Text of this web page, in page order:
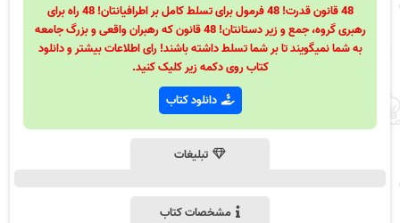
48 قانون قدرت! 48 فرمول برای تسلط کامل بر اطرافیانتان! 48 راه برای
رهبری گروه، جمع و زیر دستانتان! 48 قانون که رهبران واقعی و بزرگ جامعه
به شما نمیگویند تا بر شما تسلط داشته باشند! رای اطلاعات بیشتر و دانلود
کتاب روی دکمه زیر کلیک کنید.
دانلود کتاب
تبلیغات
مشخصات کتاب